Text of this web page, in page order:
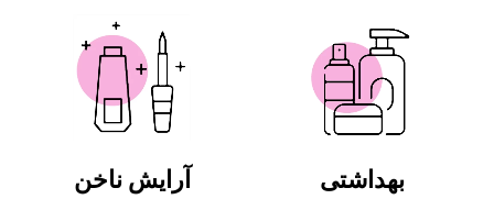
بهداشتی آرایش ناخن